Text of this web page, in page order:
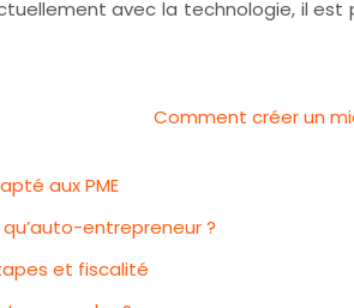
avec la technologie, il
Comment créer un
aux PME
entrepreneur ?
et fiscalité